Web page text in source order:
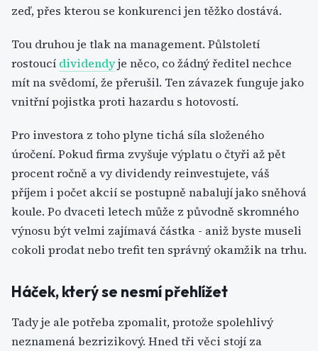
zeď, přes kterou se konkurenci jen těžko dostává.
Tou druhou je tlak na management. Půlstoletí
rostoucí dividendyje něco, co žádný ředitel nechce
mít na svědomí, že přerušil. Ten závazek funguje jako
vnitřní pojistka proti hazardu s hotovostí.
Pro investora z toho plyne tichá síla složeného
úročení. Pokud firma zvyšuje výplatu o čtyři až pět
procent ročně a vy dividendy reinvestujete, váš
příjem i počet akcií se postupně nabalují jako sněhová
koule. Po dvaceti letech může z původně skromného
výnosu být velmi zajímavá částka - aniž byste museli
cokoli prodat nebo trefit ten správný okamžik na trhu.
Háček, který se nesmí přehlížet
Tady je ale potřeba zpomalit, protože spolehlivý
neznamená bezrizikový. Hned tři věci stojí za